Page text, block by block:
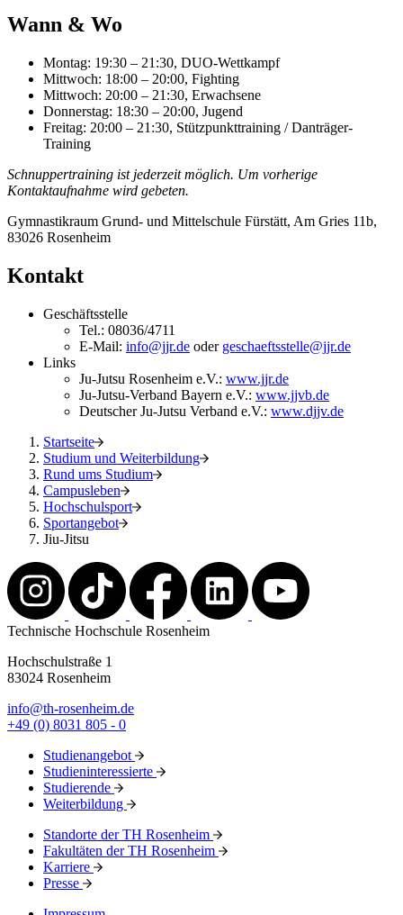
Wann & Wo
Montag: 19:30 – 21:30, DUO-Wettkampf
Mittwoch: 18:00 – 20:00, Fighting
Mittwoch: 20:00 – 21:30, Erwachsene
Donnerstag: 18:30 – 20:00, Jugend
Freitag: 20:00 – 21:30, Stützpunkttraining / Danträger-
Training
Schnuppertraining ist jederzeit möglich. Um vorherige
Kontaktaufnahme wird gebeten.
Gymnastikraum Grund- und Mittelschule Fürstätt, Am Gries 11b,
83026 Rosenheim
Kontakt
Geschäftsstelle
Tel.: 08036/4711
E-Mail: info@jjr.de oder geschaeftsstelle@jjr.de
Links
Ju-Jutsu Rosenheim e.V.: www.jjr.de
Ju-Jutsu-Verband Bayern e.V.: www.jjvb.de
Deutscher Ju-Jutsu Verband e.V.: www.djjv.de
Startseite
Studium und Weiterbildung
Rund ums Studium
Campusleben
Hochschulsport
Sportangebot
Jiu-Jitsu
Technische Hochschule Rosenheim
Hochschulstraße 1
83024 Rosenheim
info@th-rosenheim.de
+49 (0) 8031 805 - 0
Studienangebot
Studieninteressierte
Studierende
Weiterbildung
Standorte der TH Rosenheim
Fakultäten der TH Rosenheim
Karriere
Presse